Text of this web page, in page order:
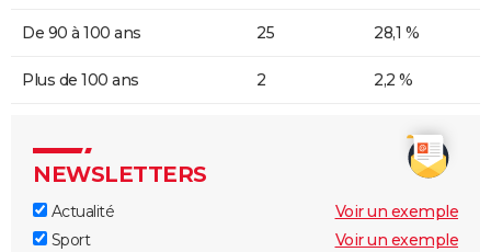
De 90 à 100 ans 25 28,1 %
Plus de 100 ans 2 2,2 %
NEWSLETTERS
Actualité
Voir un exemple
Sport
Voir un exemple